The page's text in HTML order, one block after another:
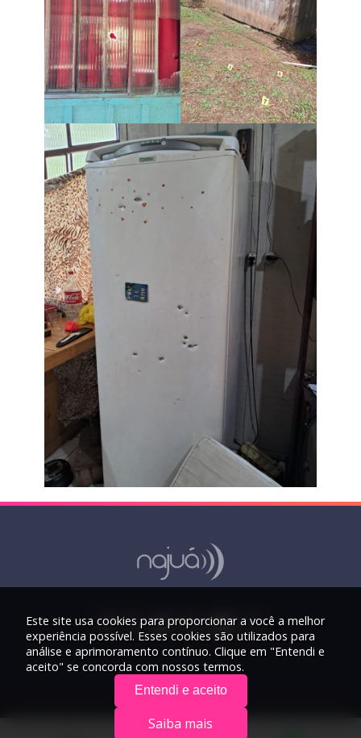
© 2026 Rádio Najuá - Todos os direitos reservados.
Este site usa cookies para proporcionar a você a melhor
experiência possível. Esses cookies são utilizados para
análise e aprimoramento contínuo. Clique em "Entendi e
aceito" se concorda com nossos termos.
Entendi e aceito
Saiba mais